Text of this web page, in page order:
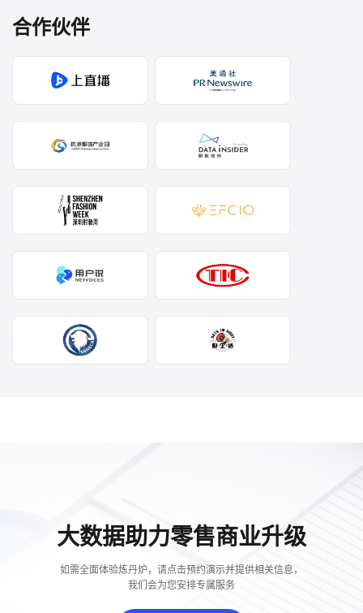
合作伙伴
大数据助力零售商业升级
如需全面体验炼丹炉，请点击预约演示并提供相关信息，
我们会为您安排专属服务